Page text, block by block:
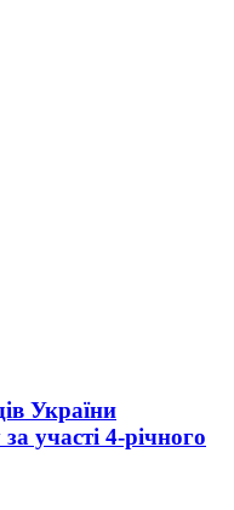
України
участі 4-річного